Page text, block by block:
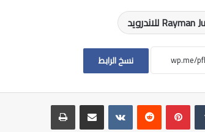
نسخ الرابط
بينتيريست مشاركة عبر البريد طباعة